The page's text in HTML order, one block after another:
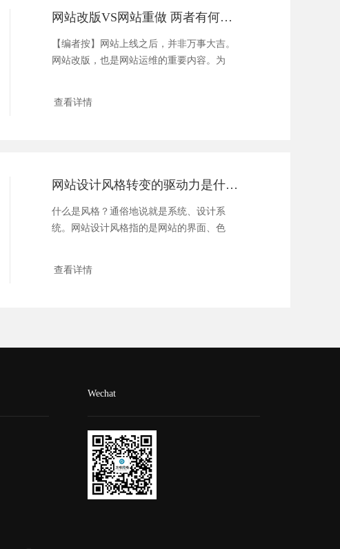
网站改版VS网站重做 两者有何不同？
【编者按】网站上线之后，并非万事大吉。
网站改版，也是网站运维的重要内容。为
查看详情
网站设计风格转变的驱动力是什么？
什么是风格？通俗地说就是系统、设计系
统。网站设计风格指的是网站的界面、色
查看详情
Wechat